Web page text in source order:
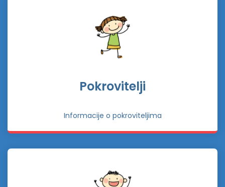
Pokrovitelji
Informacije o pokroviteljima